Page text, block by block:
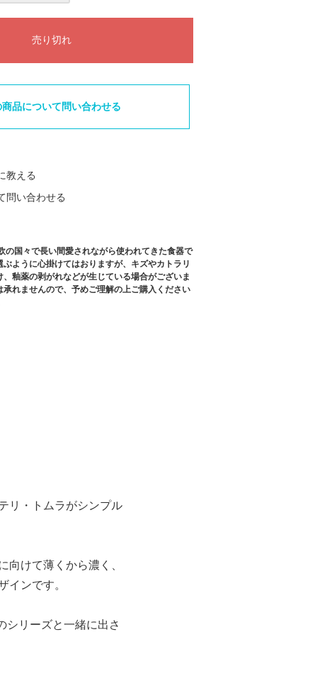
商品について問い合わせる
教える
問い合わせる
の国々で長い間愛されながら使われてきた食器で
ように心掛けてはおりますが、キズやカトラリ
釉薬の剥がれなどが生じている場合がございま
れませんので、予めご理解の上ご購入ください
リ・トムラがシンプル
けて薄くから濃く、
インです。
シリーズと一緒に出さ